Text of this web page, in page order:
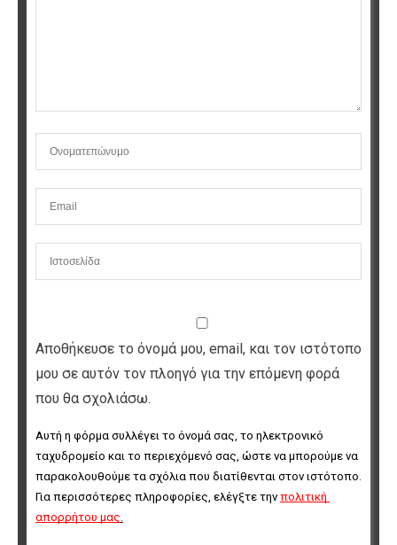
Αποθήκευσε το όνομά μου, email, και τον ιστότοπο
μου σε αυτόν τον πλοηγό για την επόμενη φορά
που θα σχολιάσω.
Αυτή η φόρμα συλλέγει το όνομά σας, το ηλεκτρονικό
ταχυδρομείο και το περιεχόμενό σας, ώστε να μπορούμε να
παρακολουθούμε τα σχόλια που διατίθενται στον ιστότοπο.
Για περισσότερες πληροφορίες, ελέγξτε την πολιτική
απορρήτου μας.